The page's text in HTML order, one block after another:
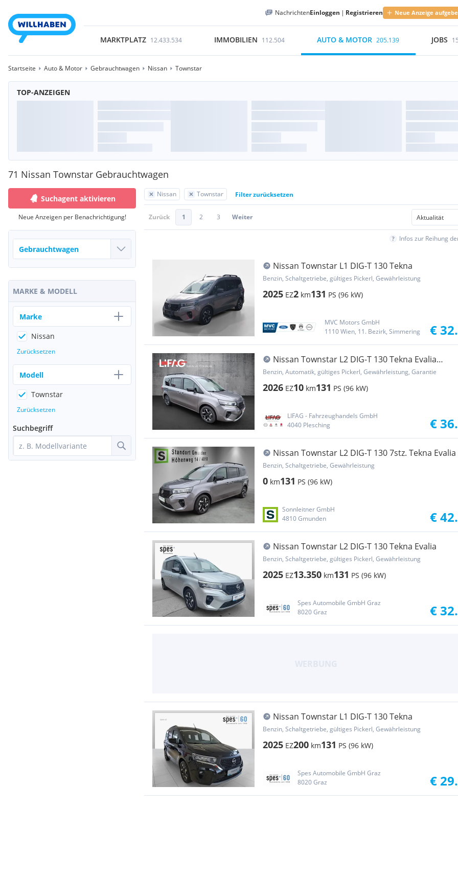
NachrichtenEinloggen | Registrieren Neue Anzeige
MARKTPLATZ 12.433.534 IMMOBILIEN 112.504 AUTO & MOTOR 205.139 JOBS
Startseite Auto & Motor Gebrauchtwagen Nissan Townstar
TOP-ANZEIGEN
71 Nissan Townstar Gebrauchtwagen
Nissan Townstar Filter zurücksetzen
Zurück 1 2 3 Weiter
Infos zur Reihung
Nissan Townstar L1 DIG-T 130 Tekna
Benzin, Schaltgetriebe, gültiges Pickerl, Gewährleistung
2025 EZ2 km131 PS (96 kW)
MVC Motors GmbH
1110 Wien, 11. Bezirk, Simmering
€
Nissan Townstar L2 DIG-T 130 Tekna Evalia
7DCT *ab €35...
Benzin, Automatik, gültiges Pickerl, Gewährleistung, Garantie
2026 EZ10 km131 PS (96 kW)
LIFAG - Fahrzeughandels GmbH
4040 Plesching
€
Nissan Townstar L2 DIG-T 130 7stz. Tekna Evalia
Benzin, Schaltgetriebe, Gewährleistung
0 km131 PS (96 kW)
Sonnleitner GmbH
4810 Gmunden
€
Nissan Townstar L2 DIG-T 130 Tekna Evalia
Benzin, Schaltgetriebe, gültiges Pickerl, Gewährleistung
2025 EZ13.350 km131 PS (96 kW)
Spes Automobile GmbH Graz
8020 Graz
€
Nissan Townstar L1 DIG-T 130 Tekna
Benzin, Schaltgetriebe, gültiges Pickerl, Gewährleistung
2025 EZ200 km131 PS (96 kW)
Spes Automobile GmbH Graz
8020 Graz
€
Suchagent aktivieren
Neue Anzeigen per Benachrichtigung!
MARKE & MODELL
Marke
Nissan
Zurücksetzen
Modell
Townstar
Zurücksetzen
Suchbegriff